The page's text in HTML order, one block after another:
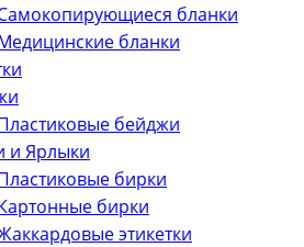
бланки
бланки
бейджи
и Ярлыки
бирки
бирки
этикетки